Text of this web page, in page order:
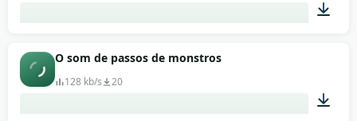
O som de passos de monstros
128 kb/s 20